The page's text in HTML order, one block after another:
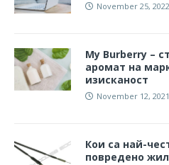
November 25, 2022
My Burberry –
аромат на
изисканост
November 12, 2021
Кои са най-
повредено